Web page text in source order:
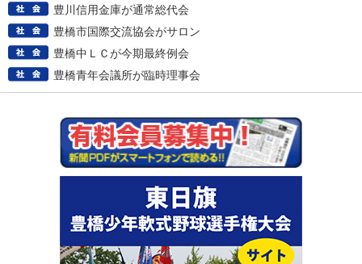
豊川信用金庫が通常総代会
豊橋市国際交流協会がサロン
豊橋中ＬＣが今期最終例会
豊橋青年会議所が臨時理事会